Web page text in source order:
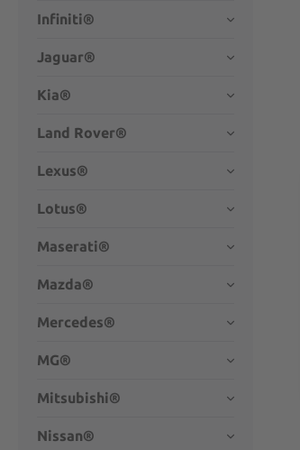
Infiniti®
Jaguar®
Kia®
Land Rover®
Lexus®
Lotus®
Maserati®
Mazda®
Mercedes®
MG®
Mitsubishi®
Nissan®